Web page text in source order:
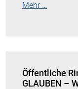
Mehr …
Öffentliche
GLAUBEN –